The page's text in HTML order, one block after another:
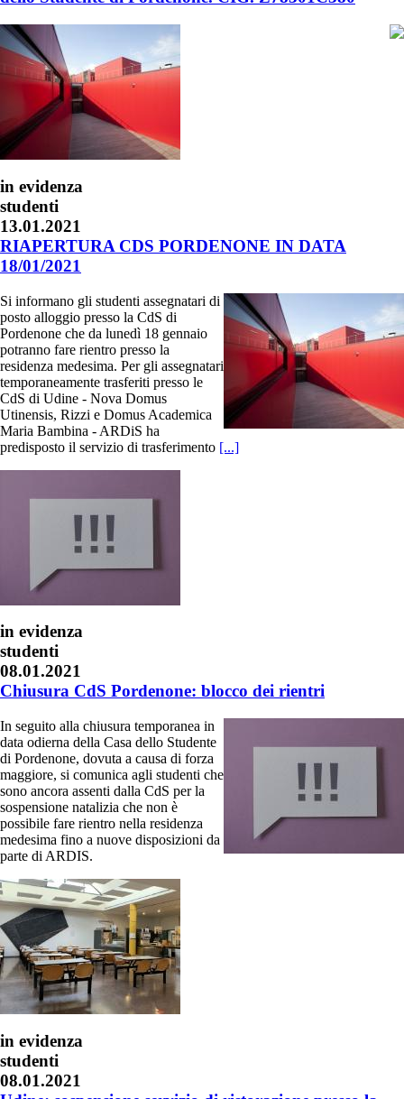
in evidenza
studenti
13.01.2021
RIAPERTURA CDS PORDENONE IN DATA
18/01/2021
Si informano gli studenti assegnatari di
posto alloggio presso la CdS di
Pordenone che da lunedì 18 gennaio
potranno fare rientro presso la
residenza medesima. Per gli assegnatari
temporaneamente trasferiti presso le
CdS di Udine - Nova Domus
Utinensis, Rizzi e Domus Academica
Maria Bambina - ARDiS ha
predisposto il servizio di trasferimento [...]
in evidenza
studenti
08.01.2021
Chiusura CdS Pordenone: blocco dei rientri
In seguito alla chiusura temporanea in
data odierna della Casa dello Studente
di Pordenone, dovuta a causa di forza
maggiore, si comunica agli studenti che
sono ancora assenti dalla CdS per la
sospensione natalizia che non è
possibile fare rientro nella residenza
medesima fino a nuove disposizioni da
parte di ARDIS.
in evidenza
studenti
08.01.2021